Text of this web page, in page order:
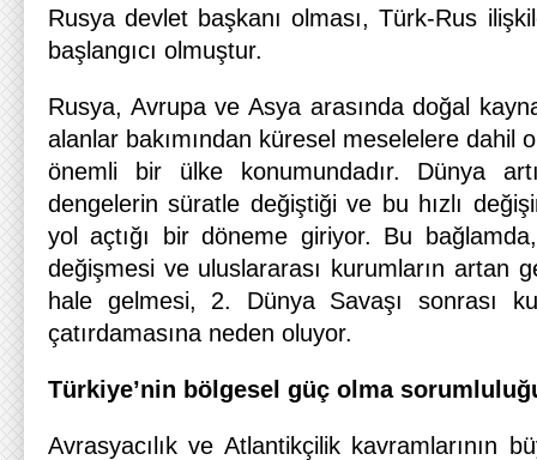
Rusya devlet başkanı olması, Türk-Rus
başlangıcı olmuştur.
Rusya, Avrupa ve Asya arasında doğal
alanlar bakımından küresel meselelere dahil
önemli bir ülke konumundadır. Dünya
dengelerin süratle değiştiği ve bu hızlı
yol açtığı bir döneme giriyor. Bu
değişmesi ve uluslararası kurumların artan
hale gelmesi, 2. Dünya Savaşı sonrası
çatırdamasına neden oluyor.
Türkiye’nin bölgesel güç olma
Avrasyacılık ve Atlantikçilik kavramlarının